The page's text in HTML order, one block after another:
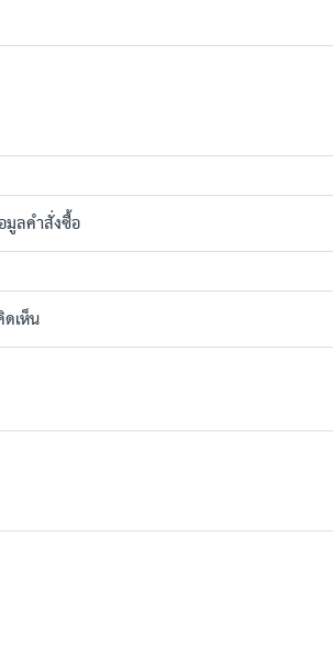
ลคำสั่งซื้อ
เห็น